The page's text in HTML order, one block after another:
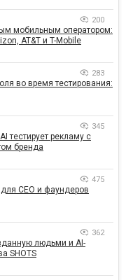
200
мобильным оператором:
AT&T и T-Mobile
283
во время тестирования:
345
тестирует рекламу с
бренда
475
CEO и фаундеров
362
людьми и AI-
SHOTS